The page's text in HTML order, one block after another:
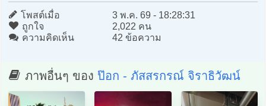
โพสต์เมื่อ
3 พ.ค. 69 - 18:28:31
ถูกใจ
2,022 คน
ความคิดเห็น
42 ข้อความ
ภาพอื่นๆ ของ ป๊อก - ภัสสรกรณ์ จิราธิวัฒน์